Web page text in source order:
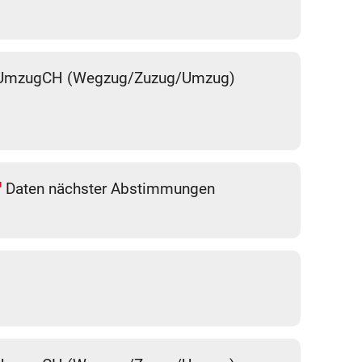
(Wegzug/Zuzug/Umzug)
Daten nächster Abstimmungen